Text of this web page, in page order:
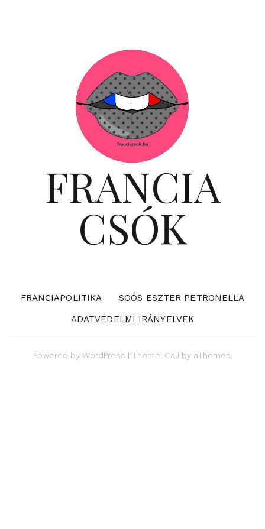
FRANCIA
CSÓK
FRANCIAPOLITIKA
SOÓS ESZTER PETRONELLA
ADATVÉDELMI IRÁNYELVEK
Powered by WordPress | Theme: Cali by aThemes.